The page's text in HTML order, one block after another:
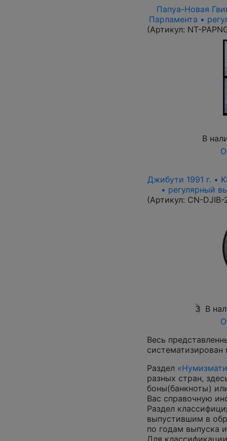
Папуа-Новая
Парламента •
(Артикул: NT-
В
Джибути 1991 г. •
• регулярный
(Артикул: CN-DJIB-
3 В
Весь
систематизирован
Раздел
разных стран,
боны(банкноты)
Вас справочную
Раздел
выпустившим в
по годам выпуска
Для